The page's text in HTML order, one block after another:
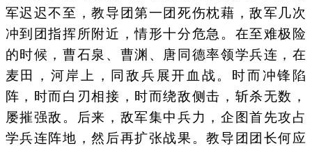
军迟迟不至，教导团第一团死伤枕藉，敌军几次
冲到团指挥所附近，情形十分危急。在至难极险
的时候，曹石泉、曹渊、唐同德率领学兵连，在
麦田，河岸上，同敌兵展开血战。时而冲锋陷
阵，时而白刃相接，时而绕敌侧击，斩杀无数，
屡摧强敌。后来，敌军集中兵力，企图首先攻占
学兵连阵地，然后再扩张战果。教导团团长何应